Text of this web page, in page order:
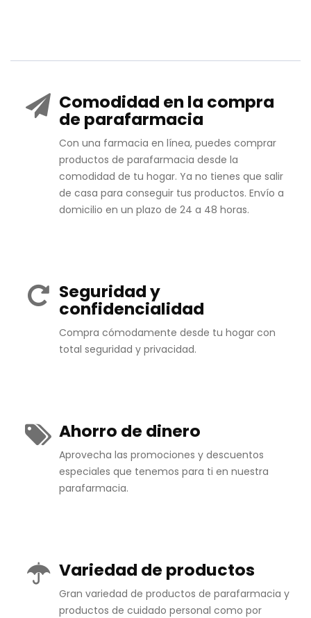
Comodidad en la compra
de parafarmacia
Con una farmacia en línea, puedes comprar
productos de parafarmacia desde la
comodidad de tu hogar. Ya no tienes que salir
de casa para conseguir tus productos. Envío a
domicilio en un plazo de 24 a 48 horas.
Seguridad y
confidencialidad
Compra cómodamente desde tu hogar con
total seguridad y privacidad.
Ahorro de dinero
Aprovecha las promociones y descuentos
especiales que tenemos para ti en nuestra
parafarmacia.
Variedad de productos
Gran variedad de productos de parafarmacia y
productos de cuidado personal como por